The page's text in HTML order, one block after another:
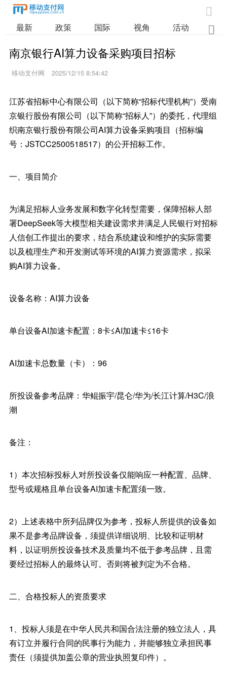

最新 政策 国际 视角 活动 业

南京银行AI算力设备采购项目招标
移动支付网 2025/12/15 8:54:42
江苏省招标中心有限公司（以下简称“招标代理机构”）受南
京银行股份有限公司（以下简称“招标人”）的委托，代理组
织南京银行股份有限公司AI算力设备采购项目（招标编
号：JSTCC2500518517）的公开招标工作。
一、项目简介
为满足招标人业务发展和数字化转型需要，保障招标人部
署DeepSeek等大模型相关建设需求并满足人民银行对招标
人信创工作提出的要求，结合系统建设和维护的实际需要
以及梳理生产和开发测试等环境的AI算力资源需求，拟采
购AI算力设备。
设备名称：AI算力设备
单台设备AI加速卡配置：8卡≤AI加速卡≤16卡
AI加速卡总数量（卡）：96
所投设备参考品牌：华鲲振宇/昆仑/华为/长江计算/H3C/浪
潮
备注：
1）本次招标投标人对所投设备仅能响应一种配置、品牌、
型号或规格且单台设备AI加速卡配置须一致。
2）上述表格中所列品牌仅为参考，投标人所提供的设备如
果不是参考品牌设备，须提供详细说明、比较和证明材
料，以证明所投设备技术及质量均不低于参考品牌，且需
要经过招标人的最终认可。否则将被判定为不合格。
二、合格投标人的资质要求
1、投标人须是在中华人民共和国合法注册的独立法人，具
有订立并履行合同的民事行为能力，并能够独立承担民事
责任（须提供加盖公章的营业执照复印件）。